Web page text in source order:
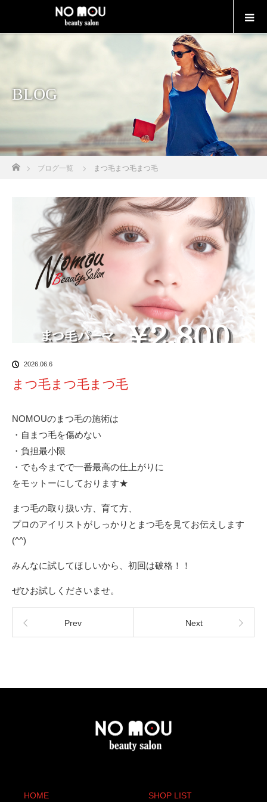
BLOG
ブログ一覧 まつ毛まつ毛まつ毛
2026.06.6
まつ毛まつ毛まつ毛
NOMOUのまつ毛の施術は
・自まつ毛を傷めない
・負担最小限
・でも今までで一番最高の仕上がりに
をモットーにしております★
まつ毛の取り扱い方、育て方、
プロのアイリストがしっかりとまつ毛を見てお伝えします
(^^)
みんなに試してほしいから、初回は破格！！
ぜひお試しくださいませ。
Prev Next
HOME SHOP LIST